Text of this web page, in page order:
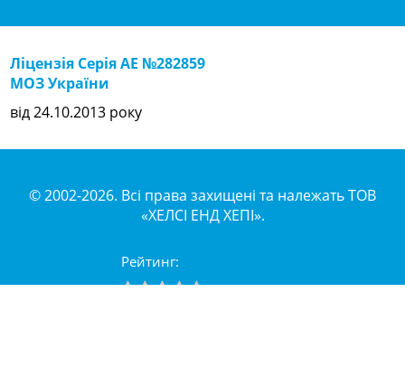
Ліцензія Серія АЕ №282859
МОЗ України
від 24.10.2013 року
© 2002-2026. Всі права захищені та належать ТОВ
«ХЕЛСІ ЕНД ХЕПІ».
Рейтинг: